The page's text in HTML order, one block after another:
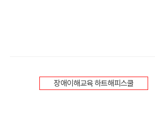
장애이해교육 하트해피스쿨